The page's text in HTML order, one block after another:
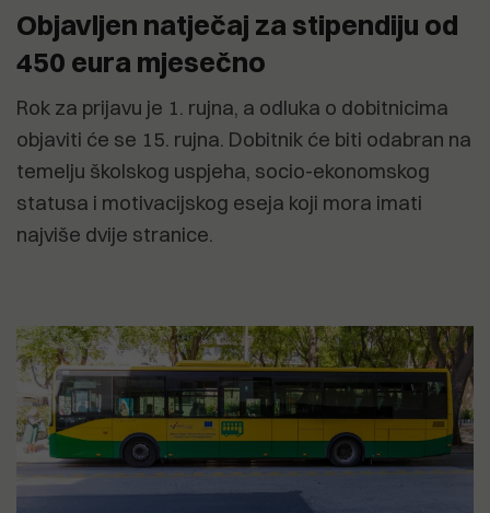
Objavljen natječaj za stipendiju od
450 eura mjesečno
Rok za prijavu je 1. rujna, a odluka o dobitnicima
objaviti će se 15. rujna. Dobitnik će biti odabran na
temelju školskog uspjeha, socio-ekonomskog
statusa i motivacijskog eseja koji mora imati
najviše dvije stranice.